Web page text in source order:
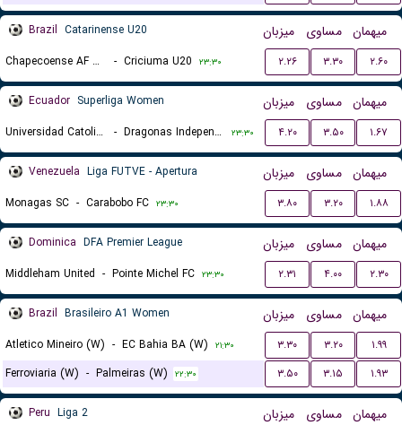
Brazil Catarinense U20 میزبان مساوی میهمان
Chapecoense AF U20 - Criciuma U20 ۲۳:۳۰ ۲.۲۶ ۳.۳۰ ۲.۶۰
Ecuador Superliga Women میزبان مساوی میهمان
Universidad Catolica del Ecuador (W) - Dragonas Independiente del Valle (W) ۲۳:۳۰ ۴.۲۰ ۳.۵۰ ۱.۶۷
Venezuela Liga FUTVE - Apertura میزبان مساوی میهمان
Monagas SC - Carabobo FC ۲۳:۳۰ ۳.۸۰ ۳.۲۰ ۱.۸۸
Dominica DFA Premier League میزبان مساوی میهمان
Middleham United - Pointe Michel FC ۲۳:۳۰ ۲.۳۱ ۴.۰۰ ۲.۳۰
Brazil Brasileiro A1 Women میزبان مساوی میهمان
Atletico Mineiro (W) - EC Bahia BA (W) ۲۱:۳۰ ۳.۳۰ ۳.۲۰
۱.۹۹
Ferroviaria (W) - Palmeiras (W) ۲۲:۳۰ ۳.۵۰ ۳.۱۵ ۱.۹۳
Peru Liga 2 میزبان مساوی میهمان